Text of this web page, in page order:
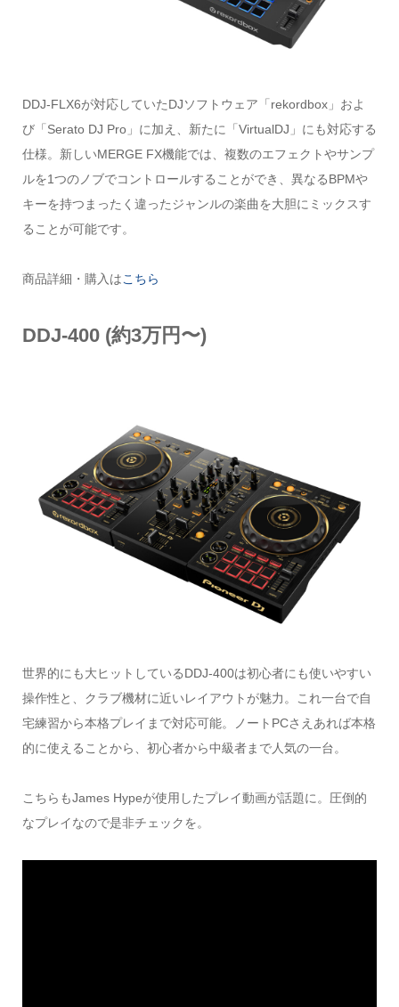
DDJ-FLX6が対応していたDJソフトウェア「rekordbox」およ
び「Serato DJ Pro」に加え、新たに「VirtualDJ」にも対応する
仕様。新しいMERGE FX機能では、複数のエフェクトやサンプ
ルを1つのノブでコントロールすることができ、異なるBPMや
キーを持つまったく違ったジャンルの楽曲を大胆にミックスす
ることが可能です。
商品詳細・購入はこちら
DDJ-400 (約3万円〜)
世界的にも大ヒットしているDDJ-400は初心者にも使いやすい
操作性と、クラブ機材に近いレイアウトが魅力。これ一台で自
宅練習から本格プレイまで対応可能。ノートPCさえあれば本格
的に使えることから、初心者から中級者まで人気の一台。
こちらもJames Hypeが使用したプレイ動画が話題に。圧倒的
なプレイなので是非チェックを。